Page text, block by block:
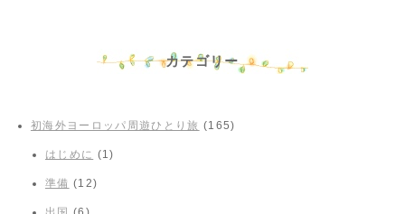
カテゴリー
初海外ヨーロッパ周遊ひとり旅 (165)
はじめに (1)
準備 (12)